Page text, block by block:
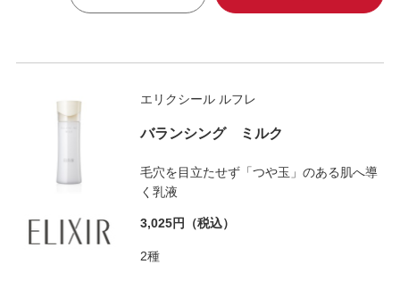
エリクシール ルフレ
バランシング ミルク
毛穴を目立たせず「つや玉」のある肌へ導
く乳液
3,025円 （税込）
2種